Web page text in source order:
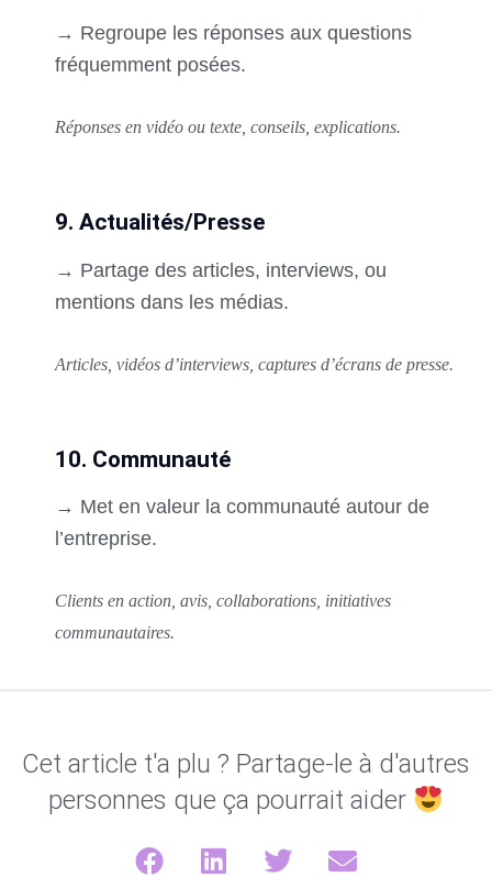
→ Regroupe les réponses aux questions
fréquemment posées.
Réponses en vidéo ou texte, conseils, explications.
9. Actualités/Presse
→ Partage des articles, interviews, ou
mentions dans les médias.
Articles, vidéos d’interviews, captures d’écrans de presse.
10. Communauté
→ Met en valeur la communauté autour de
l’entreprise.
Clients en action, avis, collaborations, initiatives
communautaires.
Cet article t'a plu ? Partage-le à d'autres
personnes que ça pourrait aider